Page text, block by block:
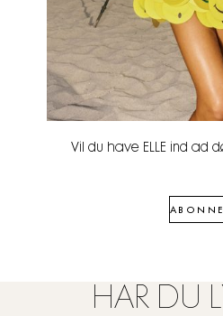
Vil du have ELLE ind ad
HAR DU